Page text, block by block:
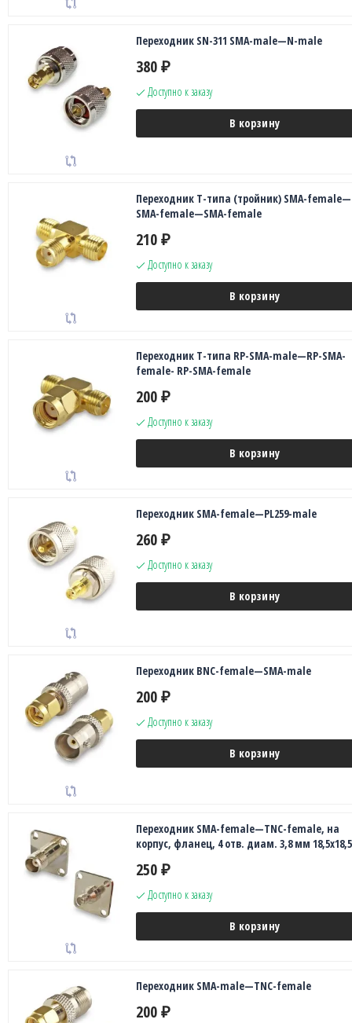
Переходник SN-311 SMA-male—N-male
380 ₽
Доступно к заказу
В корзину
Переходник Т-типа (тройник) SMA-female—
SMA-female—SMA-female
210 ₽
Доступно к заказу
В корзину
Переходник Т-типа RP-SMA-male—RP-SMA-
female- RP-SMA-female
200 ₽
Доступно к заказу
В корзину
Переходник SMA-female—PL259-male
260 ₽
Доступно к заказу
В корзину
Переходник BNC-female—SMA-male
200 ₽
Доступно к заказу
В корзину
Переходник SMA-female—TNC-female, на
корпус, фланец, 4 отв. диам. 3,8 мм
250 ₽
Доступно к заказу
В корзину
Переходник SMA-male—TNC-female
200 ₽